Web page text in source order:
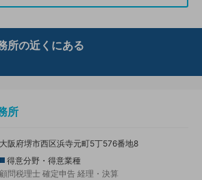
所の近くにある
所
大阪府堺市西区浜寺元町5丁576番地8
得意分野・得意業種
顧問税理士 確定申告 経理・決算